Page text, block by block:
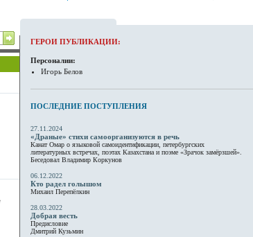
ГЕРОИ ПУБЛИКАЦИИ:
Персоналии:
Игорь Белов
ПОСЛЕДНИЕ ПОСТУПЛЕНИЯ
27.11.2024
«Драные» стихи самоорганизуются в речь
Канат Омар о языковой самоидентификации, петербургских
литературных встречах, поэтах Казахстана и поэме «Зрачок замёрзшей».
Беседовал Владимир Коркунов
06.12.2022
Кто радел голышом
Михаил Перепёлкин
28.03.2022
Добрая весть
Предисловие
Дмитрий Кузьмин